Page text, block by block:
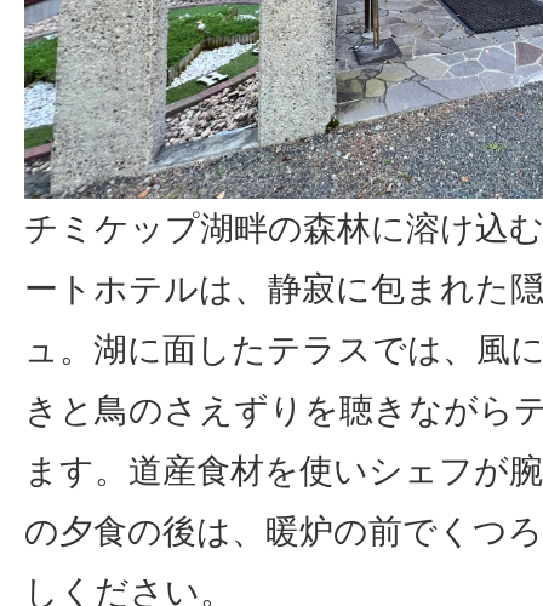
チミケップ湖畔の森林に溶け込
ートホテルは、静寂に包まれた
ュ。湖に面したテラスでは、風
きと鳥のさえずりを聴きながら
ます。道産食材を使いシェフが
の夕食の後は、暖炉の前でくつ
しください。